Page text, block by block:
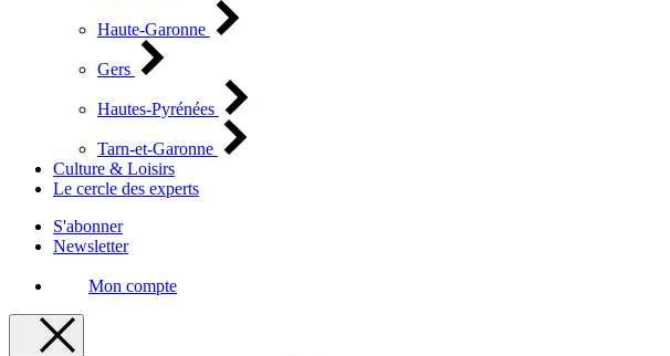
Haute-Garonne
Gers
Hautes-Pyrénées
Tarn-et-Garonne
Culture & Loisirs
Le cercle des experts
S'abonner
Newsletter
Mon compte